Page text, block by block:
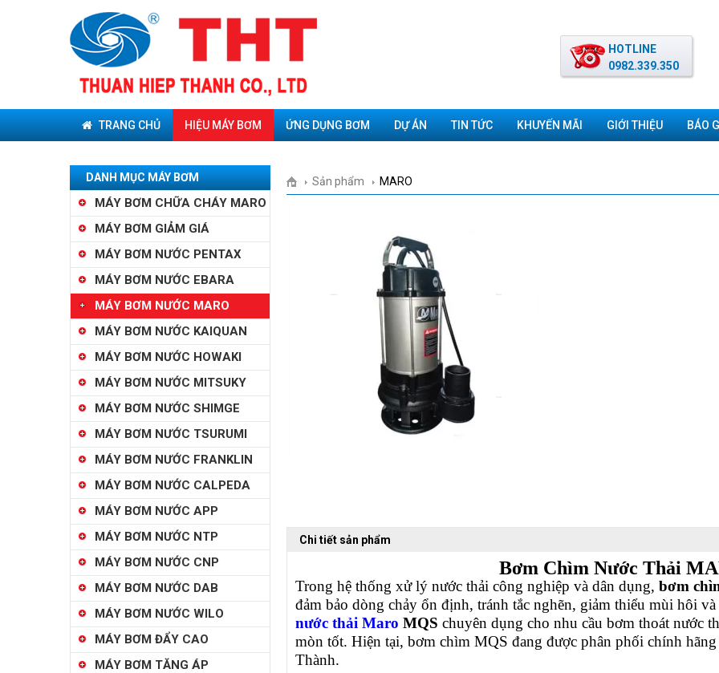
HOTLINE
0982.339.350
TRANG CHỦ HIỆU MÁY BƠM ỨNG DỤNG BƠM DỰ ÁN TIN TỨC KHUYẾN MÃI GIỚI THIỆU BÁO
DANH MỤC MÁY BƠM
MÁY BƠM CHỮA CHÁY MARO
MÁY BƠM GIẢM GIÁ
MÁY BƠM NƯỚC PENTAX
MÁY BƠM NƯỚC EBARA
MÁY BƠM NƯỚC MARO
MÁY BƠM NƯỚC KAIQUAN
MÁY BƠM NƯỚC HOWAKI
MÁY BƠM NƯỚC MITSUKY
MÁY BƠM NƯỚC SHIMGE
MÁY BƠM NƯỚC TSURUMI
MÁY BƠM NƯỚC FRANKLIN
MÁY BƠM NƯỚC CALPEDA
MÁY BƠM NƯỚC APP
MÁY BƠM NƯỚC NTP
MÁY BƠM NƯỚC CNP
MÁY BƠM NƯỚC DAB
MÁY BƠM NƯỚC WILO
MÁY BƠM ĐẨY CAO
MÁY BƠM TĂNG ÁP
Sản phẩm MARO
Chi tiết sản phẩm
Bơm Chìm Nước Thải
Trong hệ thống xử lý nước thải công nghiệp và dân dụng, bơm
đảm bảo dòng chảy ổn định, tránh tắc nghẽn, giảm thiểu mùi hôi
nước thải Maro MQS chuyên dụng cho nhu cầu bơm thoát nước
mòn tốt. Hiện tại, bơm chìm MQS đang được phân phối chính
Thành.